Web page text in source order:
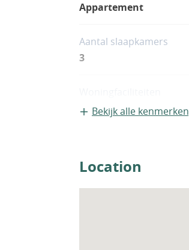
Appartement
Aantal slaapkamers
3
Zwembad
Bekijk alle kenmerken
Location